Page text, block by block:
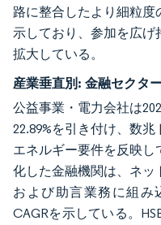
路に整合したより細粒
示しており、参加を広げ
拡大している。
産業垂直別: 金融セクタ
公益事業・電力会社は
22.89%を引き付け、数
エネルギー要件を反映し
化した金融機関は、ネッ
および助言業務に組み
CAGRを示している。